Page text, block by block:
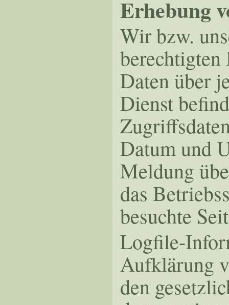
Erhebung
Wir bzw.
Daten über
Dienst
Datum und
Meldung
das
besuchte
Logfile-
Aufklärung
den